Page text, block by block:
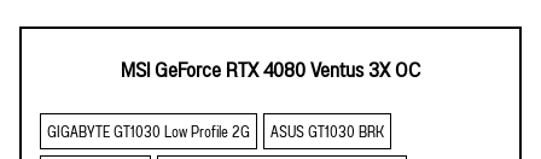
MSI GeForce RTX 4080 Ventus 3X OC
GIGABYTE GT1030 Low Profile 2G
ASUS GT1030 BRK